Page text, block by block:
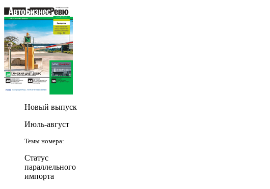
Новый выпуск
Июль-август
Темы номера:
Статус
параллельного
импорта